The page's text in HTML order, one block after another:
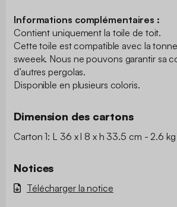
Informations complémentaires :
Contient uniquement la toile de toit.
Cette toile est compatible avec la
sweeek. Nous ne pouvons garantir sa
d’autres pergolas.
Disponible en plusieurs coloris.
Dimension des cartons
Carton 1: L 36 x l 8 x h 33.5 cm - 2.6 kg
Notices
Télécharger la notice